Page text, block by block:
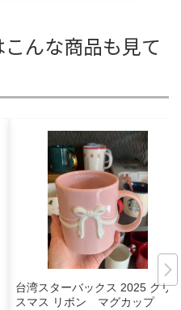
んな商品も見て
台湾スターバックス 2025 クリ
スマス リボン マグカップ